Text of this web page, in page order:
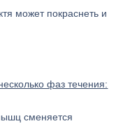
может покраснеть и
фаз течения:
сменяется